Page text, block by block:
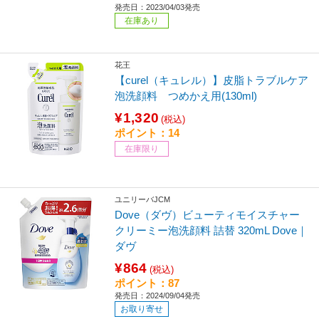
発売日：2023/04/03発売
在庫あり
花王
【curel（キュレル）】皮脂トラブルケア
泡洗顔料 つめかえ用(130ml)
¥1,320 (税込)
ポイント：14
在庫限り
ユニリーバJCM
Dove（ダヴ）ビューティモイスチャー
クリーミー泡洗顔料 詰替 320mL Dove｜
ダヴ
¥864 (税込)
ポイント：87
発売日：2024/09/04発売
お取り寄せ